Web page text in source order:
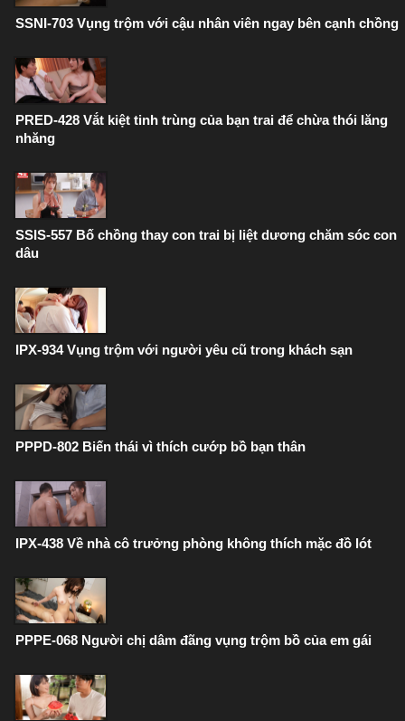
SSNI-703 Vụng trộm với cậu nhân viên ngay bên cạnh chồng
PRED-428 Vắt kiệt tinh trùng của bạn trai để chừa thói lăng
nhăng
SSIS-557 Bố chồng thay con trai bị liệt dương chăm sóc con
dâu
IPX-934 Vụng trộm với người yêu cũ trong khách sạn
PPPD-802 Biến thái vì thích cướp bồ bạn thân
IPX-438 Về nhà cô trưởng phòng không thích mặc đồ lót
PPPE-068 Người chị dâm đãng vụng trộm bồ của em gái